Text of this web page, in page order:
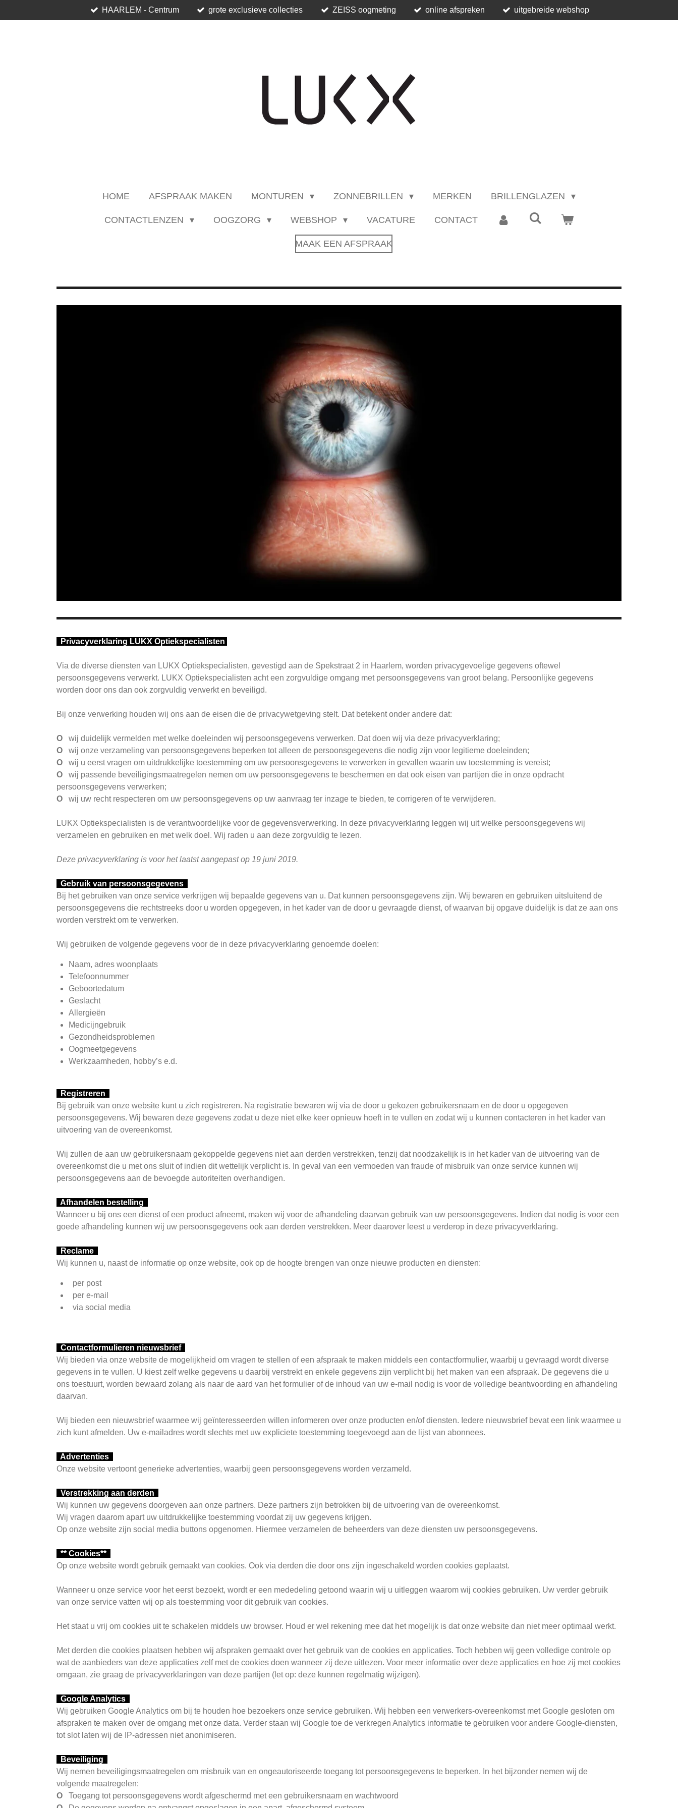
direct
HAARLEM - Centrum grote exclusieve collecties ZEISS oogmeting online afspreken uitgebreide webshop
HOME AFSPRAAK MAKEN MONTUREN ZONNEBRILLEN MERKEN BRILLENGLAZEN
CONTACTLENZEN OOGZORG WEBSHOP VACATURE CONTACT
MAAK EEN AFSPRAAK
Privacyverklaring LUKX Optiekspecialisten
Via de diverse diensten van LUKX Optiekspecialisten, gevestigd aan de Spekstraat 2 in Haarlem, worden privacygevoelige gegevens oftewel
persoonsgegevens verwerkt. LUKX Optiekspecialisten acht een zorgvuldige omgang met persoonsgegevens van groot belang. Persoonlijke gegevens
worden door ons dan ook zorgvuldig verwerkt en beveiligd.
Bij onze verwerking houden wij ons aan de eisen die de privacywetgeving stelt. Dat betekent onder andere dat:
O wij duidelijk vermelden met welke doeleinden wij persoonsgegevens verwerken. Dat doen wij via deze privacyverklaring;
O wij onze verzameling van persoonsgegevens beperken tot alleen de persoonsgegevens die nodig zijn voor legitieme doeleinden;
O wij u eerst vragen om uitdrukkelijke toestemming om uw persoonsgegevens te verwerken in gevallen waarin uw toestemming is vereist;
O wij passende beveiligingsmaatregelen nemen om uw persoonsgegevens te beschermen en dat ook eisen van partijen die in onze opdracht
persoonsgegevens verwerken;
O wij uw recht respecteren om uw persoonsgegevens op uw aanvraag ter inzage te bieden, te corrigeren of te verwijderen.
LUKX Optiekspecialisten is de verantwoordelijke voor de gegevensverwerking. In deze privacyverklaring leggen wij uit welke persoonsgegevens wij
verzamelen en gebruiken en met welk doel. Wij raden u aan deze zorgvuldig te lezen.
Deze privacyverklaring is voor het laatst aangepast op 19 juni 2019.
Gebruik van persoonsgegevens
Bij het gebruiken van onze service verkrijgen wij bepaalde gegevens van u. Dat kunnen persoonsgegevens zijn. Wij bewaren en gebruiken uitsluitend de
persoonsgegevens die rechtstreeks door u worden opgegeven, in het kader van de door u gevraagde dienst, of waarvan bij opgave duidelijk is dat ze aan ons
worden verstrekt om te verwerken.
Wij gebruiken de volgende gegevens voor de in deze privacyverklaring genoemde doelen:
Naam, adres woonplaats
Telefoonnummer
Geboortedatum
Geslacht
Allergieën
Medicijngebruik
Gezondheidsproblemen
Oogmeetgegevens
Werkzaamheden, hobby’s e.d.
Registreren
Bij gebruik van onze website kunt u zich registreren. Na registratie bewaren wij via de door u gekozen gebruikersnaam en de door u opgegeven
persoonsgegevens. Wij bewaren deze gegevens zodat u deze niet elke keer opnieuw hoeft in te vullen en zodat wij u kunnen contacteren in het kader van
uitvoering van de overeenkomst.
Wij zullen de aan uw gebruikersnaam gekoppelde gegevens niet aan derden verstrekken, tenzij dat noodzakelijk is in het kader van de uitvoering van de
overeenkomst die u met ons sluit of indien dit wettelijk verplicht is. In geval van een vermoeden van fraude of misbruik van onze service kunnen wij
persoonsgegevens aan de bevoegde autoriteiten overhandigen.
Afhandelen bestelling
Wanneer u bij ons een dienst of een product afneemt, maken wij voor de afhandeling daarvan gebruik van uw persoonsgegevens. Indien dat nodig is voor een
goede afhandeling kunnen wij uw persoonsgegevens ook aan derden verstrekken. Meer daarover leest u verderop in deze privacyverklaring.
Reclame
Wij kunnen u, naast de informatie op onze website, ook op de hoogte brengen van onze nieuwe producten en diensten:
per post
per e-mail
via social media
Contactformulieren nieuwsbrief
Wij bieden via onze website de mogelijkheid om vragen te stellen of een afspraak te maken middels een contactformulier, waarbij u gevraagd wordt diverse
gegevens in te vullen. U kiest zelf welke gegevens u daarbij verstrekt en enkele gegevens zijn verplicht bij het maken van een afspraak. De gegevens die u
ons toestuurt, worden bewaard zolang als naar de aard van het formulier of de inhoud van uw e-mail nodig is voor de volledige beantwoording en afhandeling
daarvan.
Wij bieden een nieuwsbrief waarmee wij geïnteresseerden willen informeren over onze producten en/of diensten. Iedere nieuwsbrief bevat een link waarmee u
zich kunt afmelden. Uw e-mailadres wordt slechts met uw expliciete toestemming toegevoegd aan de lijst van abonnees.
Advertenties
Onze website vertoont generieke advertenties, waarbij geen persoonsgegevens worden verzameld.
Verstrekking aan derden
Wij kunnen uw gegevens doorgeven aan onze partners. Deze partners zijn betrokken bij de uitvoering van de overeenkomst.
Wij vragen daarom apart uw uitdrukkelijke toestemming voordat zij uw gegevens krijgen.
Op onze website zijn social media buttons opgenomen. Hiermee verzamelen de beheerders van deze diensten uw persoonsgegevens.
** Cookies**
Op onze website wordt gebruik gemaakt van cookies. Ook via derden die door ons zijn ingeschakeld worden cookies geplaatst.
Wanneer u onze service voor het eerst bezoekt, wordt er een mededeling getoond waarin wij u uitleggen waarom wij cookies gebruiken. Uw verder gebruik
van onze service vatten wij op als toestemming voor dit gebruik van cookies.
Het staat u vrij om cookies uit te schakelen middels uw browser. Houd er wel rekening mee dat het mogelijk is dat onze website dan niet meer optimaal werkt.
Met derden die cookies plaatsen hebben wij afspraken gemaakt over het gebruik van de cookies en applicaties. Toch hebben wij geen volledige controle op
wat de aanbieders van deze applicaties zelf met de cookies doen wanneer zij deze uitlezen. Voor meer informatie over deze applicaties en hoe zij met cookies
omgaan, zie graag de privacyverklaringen van deze partijen (let op: deze kunnen regelmatig wijzigen).
Google Analytics
Wij gebruiken Google Analytics om bij te houden hoe bezoekers onze service gebruiken. Wij hebben een verwerkers-overeenkomst met Google gesloten om
afspraken te maken over de omgang met onze data. Verder staan wij Google toe de verkregen Analytics informatie te gebruiken voor andere Google-diensten,
tot slot laten wij de IP-adressen niet anonimiseren.
Beveiliging
Wij nemen beveiligingsmaatregelen om misbruik van en ongeautoriseerde toegang tot persoonsgegevens te beperken. In het bijzonder nemen wij de
volgende maatregelen:
O Toegang tot persoonsgegevens wordt afgeschermd met een gebruikersnaam en wachtwoord